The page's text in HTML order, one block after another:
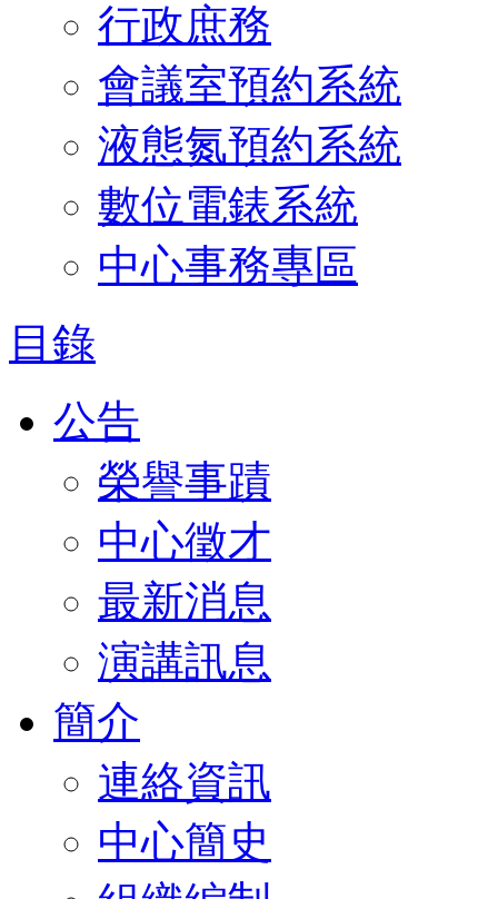
行政庶務
會議室預約系統
液態氮預約系統
數位電錶系統
中心事務專區
目錄
公告
榮譽事蹟
中心徵才
最新消息
演講訊息
簡介
連絡資訊
中心簡史